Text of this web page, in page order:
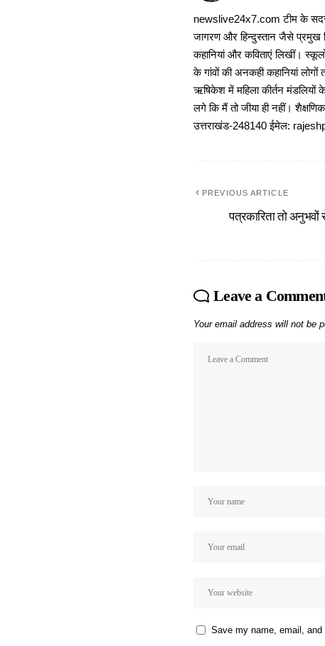
newslive24x7.com टीम के
जागरण और हिन्दुस्तान जैसे प्रमुख
कहानियां और कविताएं लिखीं।
के गांवों की अनकही कहानियां
ऋषिकेश में महिला कीर्तन मंडलियों
लगे कि मैं तो जीया ही नहीं।
उत्तराखंड-248140 ईमेल:
PREVIOUS ARTICLE
पत्रकारिता तो
Leave a
Your email address will not be
Save my name, email,